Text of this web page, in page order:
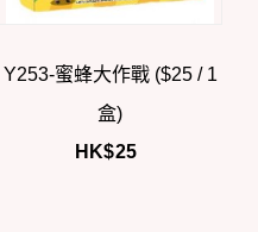
Y253-蜜蜂大作戰 ($25 / 1
盒)
HK$25